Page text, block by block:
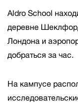
Aldro School
деревне
Лондона и
добраться за час.
На кампусе